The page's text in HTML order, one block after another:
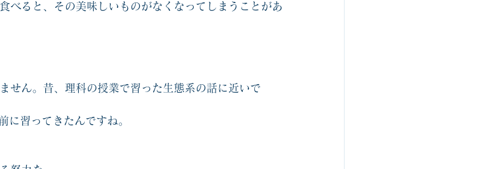
べると、その美味しいものがなくなってしまうことがあ
せん。昔、理科の授業で習った生態系の話に近いで
に習ってきたんですね。